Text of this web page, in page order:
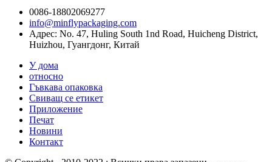
0086-18802069277
info@minflypackaging.com
Адрес: No. 47, Huling South 1nd Road, Huicheng District,
Huizhou, Гуангдонг, Китай
У дома
относно
Гъвкава опаковка
Свиващ се етикет
Приложение
Печат
Новини
Контакт